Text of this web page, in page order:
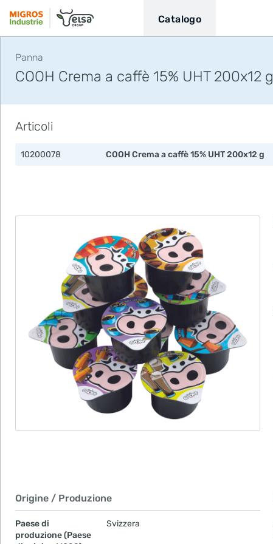
Catalogo
Panna
COOH Crema a caffè 15% UHT 200x12 g
Articoli
10200078 COOH Crema a caffè 15% UHT 200x12 g
Origine / Produzione
Paese di
produzione (Paese
Svizzera